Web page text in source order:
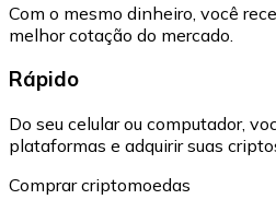
Com o mesmo dinheiro, você
melhor cotação do mercado.
Rápido
Do seu celular ou computador,
plataformas e adquirir suas
Comprar criptomoedas